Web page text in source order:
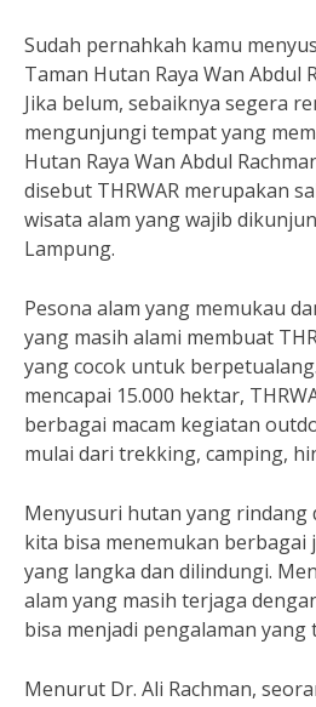
Sudah pernahkah kamu
Taman Hutan Raya Wan Abdul
Jika belum, sebaiknya segera
mengunjungi tempat yang
Hutan Raya Wan Abdul
disebut THRWAR merupakan
wisata alam yang wajib
Lampung.
Pesona alam yang memukau
yang masih alami membuat
yang cocok untuk
mencapai 15.000 hektar,
berbagai macam kegiatan
mulai dari trekking, camping,
Menyusuri hutan yang rindang
kita bisa menemukan berbagai
yang langka dan dilindungi.
alam yang masih terjaga
bisa menjadi pengalaman yang
Menurut Dr. Ali Rachman,